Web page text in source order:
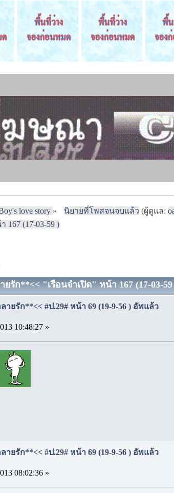
love story » นิยายที่โพสจนจบแล้ว (ผู้ดูแล:
(17-03-59 )
ก**<< "เรือนจำเปิด" หน้า 167 (17-03-
ายรัก**<< #ป.29# หน้า 69 (19-9-56 ) อัพแล้ว
10:48:27 »
ายรัก**<< #ป.29# หน้า 69 (19-9-56 ) อัพแล้ว
08:02:36 »